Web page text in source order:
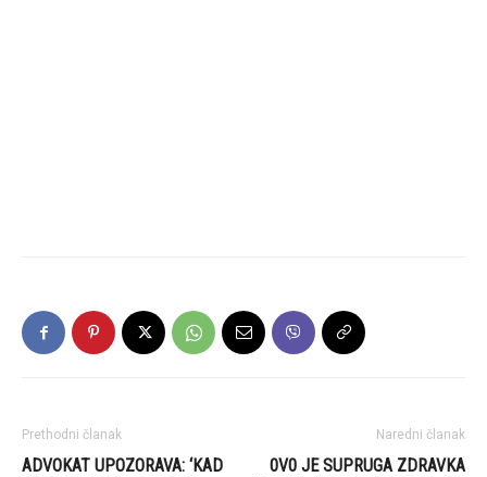
Prethodni članak
ADVOKAT UPOZORAVA: ‘KAD
Naredni članak
0V0 JE SUPRUGA ZDRAVKA